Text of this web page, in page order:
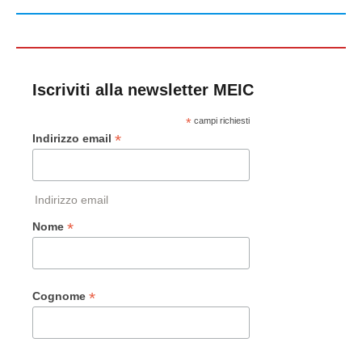
Iscriviti alla newsletter MEIC
*campi richiesti
Indirizzo email *
Indirizzo email
Nome *
Cognome *